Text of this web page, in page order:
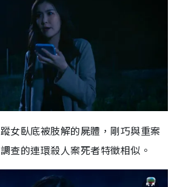
女臥底被肢解的屍體， 剛巧與重案
查的連環殺人案死者特徵相似。